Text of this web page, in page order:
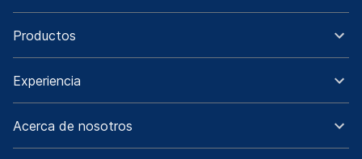
Productos
Experiencia
Acerca de nosotros